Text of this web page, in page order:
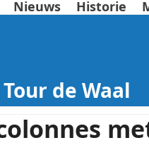
Nieuws Historie
de Waal